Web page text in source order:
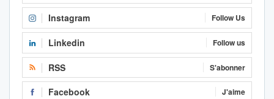
Instagram Follow Us
Linkedin Follow us
RSS S'abonner
Facebook J'aime